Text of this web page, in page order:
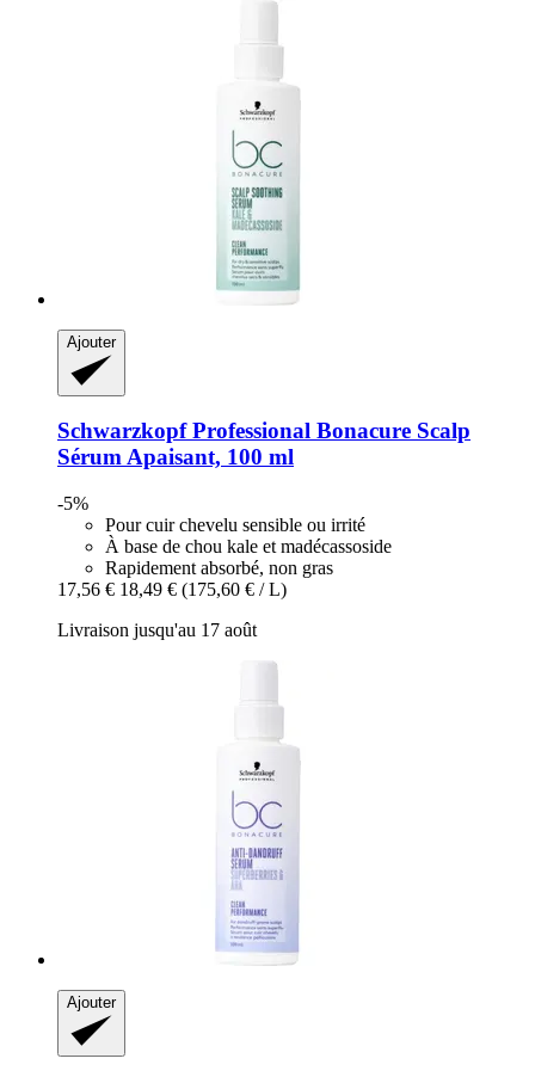
Ajouter
Schwarzkopf Professional Bonacure Scalp
Sérum Apaisant, 100 ml
-5%
Pour cuir chevelu sensible ou irrité
À base de chou kale et madécassoside
Rapidement absorbé, non gras
17,56 € 18,49 € (175,60 € / L)
Livraison jusqu'au 17 août
Ajouter